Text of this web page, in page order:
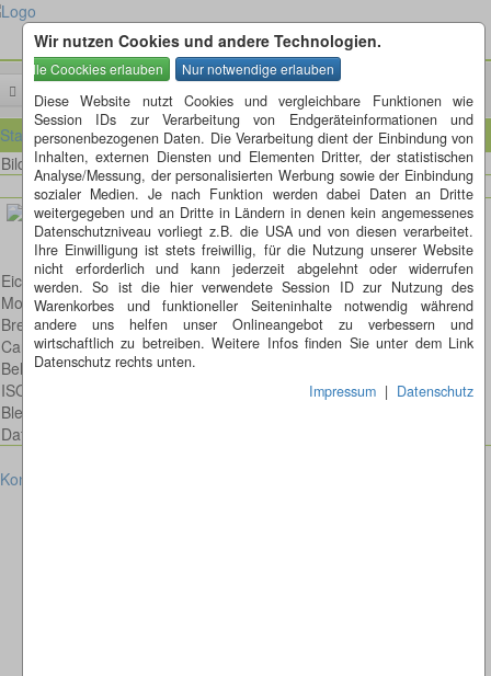
Wir nutzen Cookies und andere Technologien.
Diese Website nutzt Cookies und vergleichbare Funktionen wie
Session IDs zur Verarbeitung von Endgeräteinformationen und
personenbezogenen Daten. Die Verarbeitung dient der Einbindung von
Inhalten, externen Diensten und Elementen Dritter, der statistischen
Analyse/Messung, der personalisierten Werbung sowie der Einbindung
sozialer Medien. Je nach Funktion werden dabei Daten an Dritte
weitergegeben und an Dritte in Ländern in denen kein angemessenes
Datenschutzniveau vorliegt z.B. die USA und von diesen verarbeitet.
Ihre Einwilligung ist stets freiwillig, für die Nutzung unserer Website
nicht erforderlich und kann jederzeit abgelehnt oder widerrufen
werden. So ist die hier verwendete Session ID zur Nutzung des
Warenkorbes und funktioneller Seiteninhalte notwendig während
andere uns helfen unser Onlineangebot zu verbessern und
wirtschaftlich zu betreiben. Weitere Infos finden Sie unter dem Link
Datenschutz rechts unten.
Impressum | Datenschutz
Startseite
Bild 14 von 16Bilder
Eichhörnchen
Model: Canon EOS 600D
Brennweite: 300mm
Canon EF 300mm 1:4,0 L IS USM
Belichtungsdauer : 1/500
ISO: 2000
Blende: f/4.0
Datum: 2013:09:07 17:58:21
Kontakt